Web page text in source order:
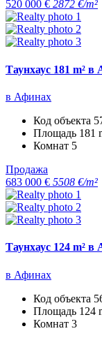
520 000 € 2872 €/m²
Таунхаус 181 m² в
в Афинах
Код объекта
Площадь 181
Комнат 5
Продажа
683 000 € 5508 €/m²
Таунхаус 124 m² в
в Афинах
Код объекта
Площадь 124
Комнат 3